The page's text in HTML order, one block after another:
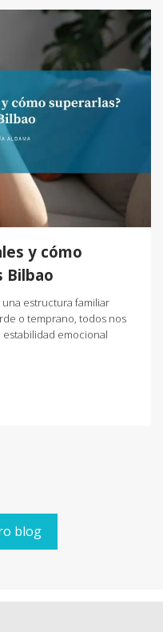
y cómo
Bilbao
estructura familiar
o temprano, todos nos
emocional
blog